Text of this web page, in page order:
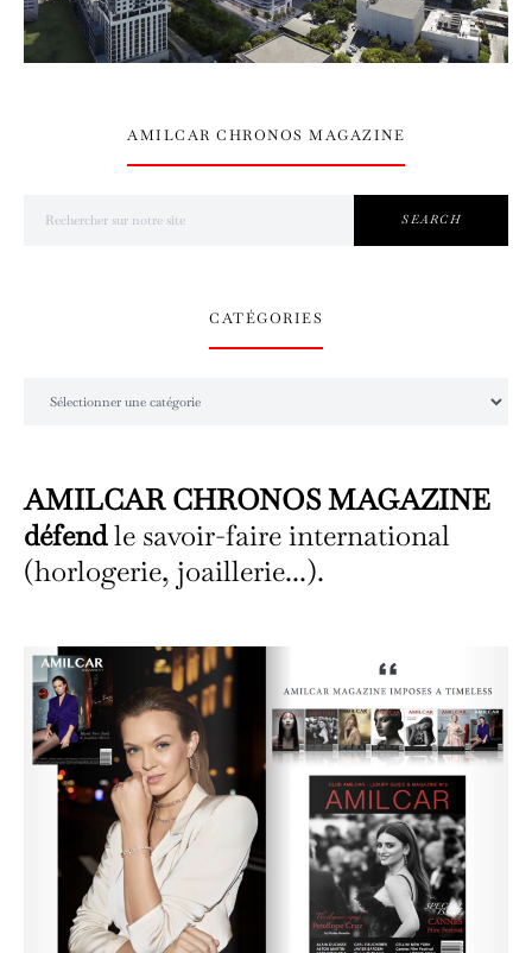
AMILCAR CHRONOS MAGAZINE
SEARCH
CATÉGORIES
AMILCAR CHRONOS MAGAZINE
défendle savoir-faire international
(horlogerie, joaillerie...).